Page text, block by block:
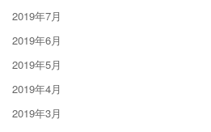
2019年7月
2019年6月
2019年5月
2019年4月
2019年3月